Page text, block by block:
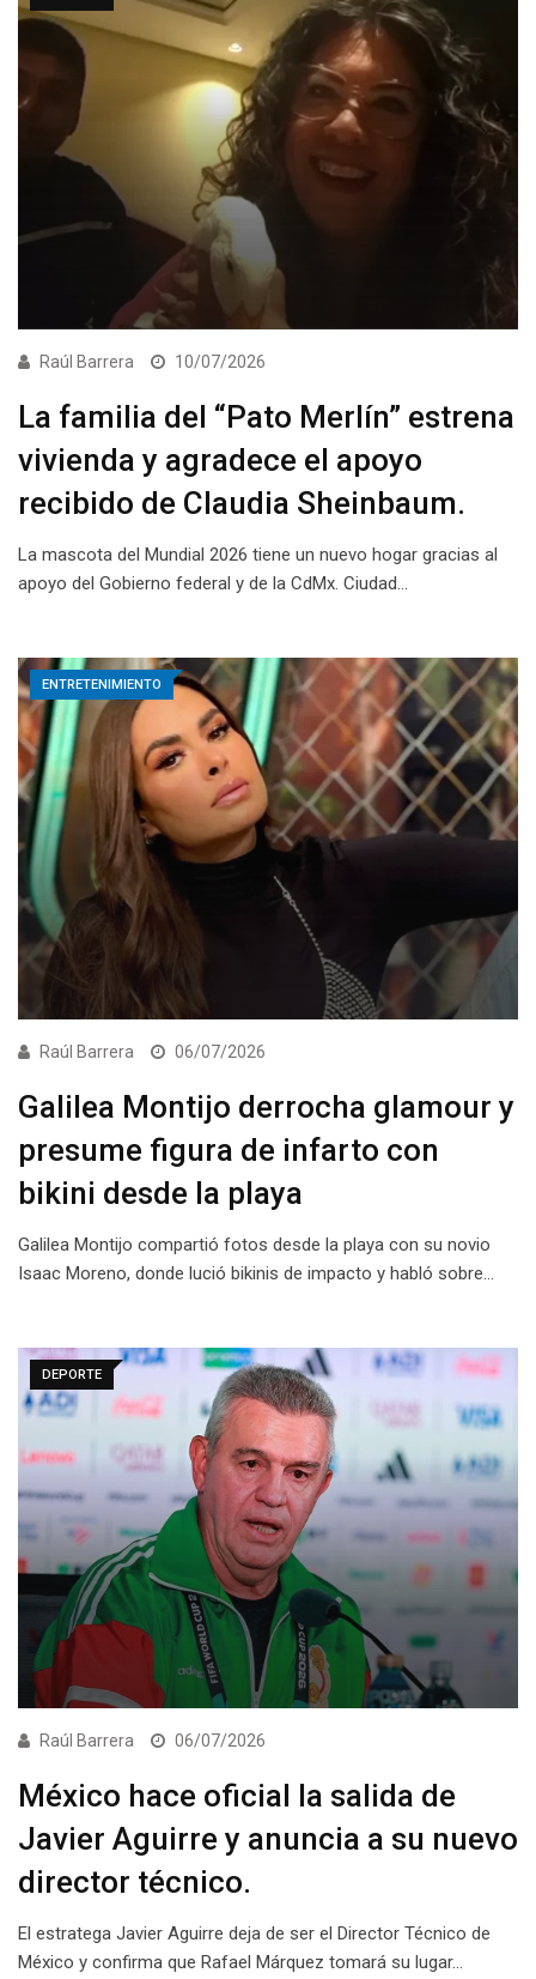
Raúl Barrera 10/07/2026
La familia del “Pato Merlín” estrena
vivienda y agradece el apoyo
recibido de Claudia Sheinbaum.
La mascota del Mundial 2026 tiene un nuevo hogar gracias al
apoyo del Gobierno federal y de la CdMx. Ciudad…
ENTRETENIMIENTO
Raúl Barrera 06/07/2026
Galilea Montijo derrocha glamour y
presume figura de infarto con
bikini desde la playa
Galilea Montijo compartió fotos desde la playa con su novio
Isaac Moreno, donde lució bikinis de impacto y habló sobre…
DEPORTE
Raúl Barrera 06/07/2026
México hace oficial la salida de
Javier Aguirre y anuncia a su nuevo
director técnico.
El estratega Javier Aguirre deja de ser el Director Técnico de
México y confirma que Rafael Márquez tomará su lugar…